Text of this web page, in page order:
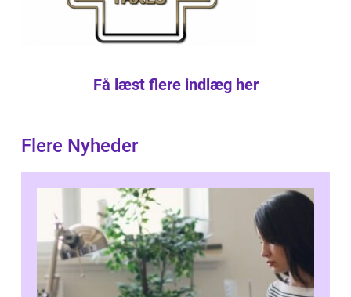
Få læst flere indlæg her
Flere Nyheder